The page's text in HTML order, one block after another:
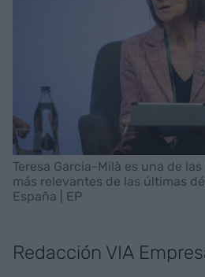
Teresa Garcia-Milà es una de
más relevantes de las últimas
España | EP
Redacción VIA